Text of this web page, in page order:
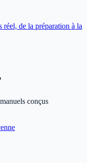
réel, de la préparation à la
conçus